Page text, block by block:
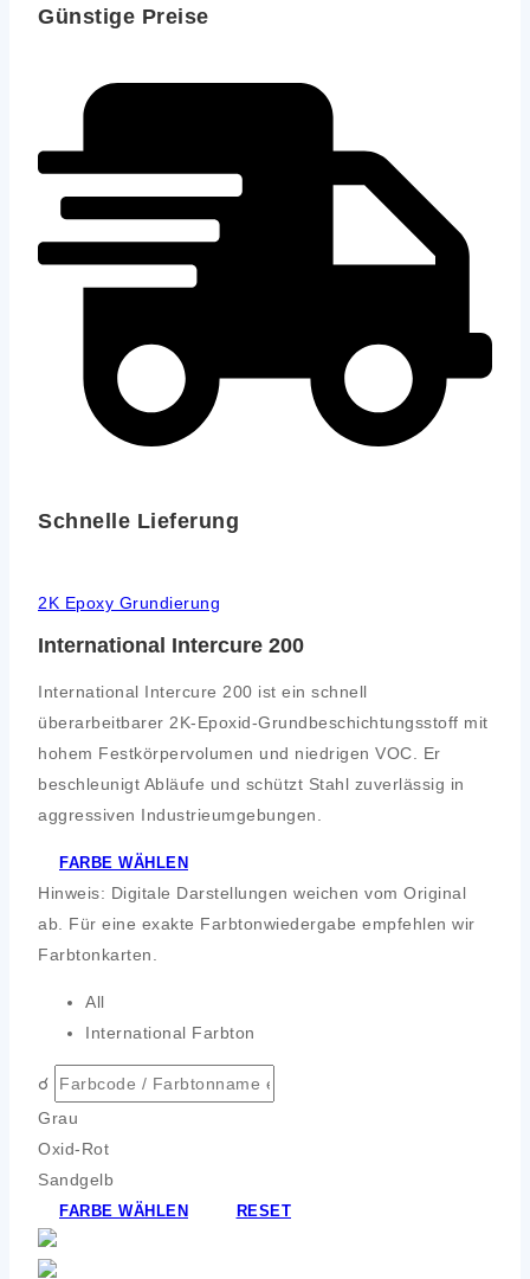
Günstige Preise
Schnelle Lieferung
2K Epoxy Grundierung
International Intercure 200
International Intercure 200 ist ein schnell
überarbeitbarer 2K-Epoxid-Grundbeschichtungsstoff mit
hohem Festkörpervolumen und niedrigen VOC. Er
beschleunigt Abläufe und schützt Stahl zuverlässig in
aggressiven Industrieumgebungen.
FARBE WÄHLEN
Hinweis: Digitale Darstellungen weichen vom Original
ab. Für eine exakte Farbtonwiedergabe empfehlen wir
Farbtonkarten.
All
International Farbton
☌
Grau
Oxid-Rot
Sandgelb
FARBE WÄHLEN RESET